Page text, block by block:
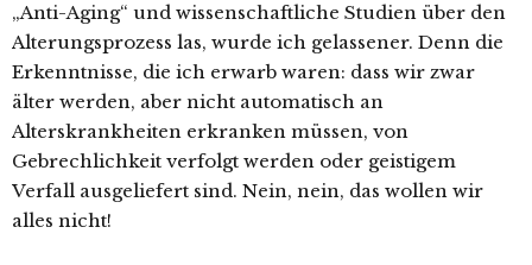
„Anti-Aging“ und wissenschaftliche Studien über den
Alterungsprozess las, wurde ich gelassener. Denn die
Erkenntnisse, die ich erwarb waren: dass wir zwar
älter werden, aber nicht automatisch an
Alterskrankheiten erkranken müssen, von
Gebrechlichkeit verfolgt werden oder geistigem
Verfall ausgeliefert sind. Nein, nein, das wollen wir
alles nicht!